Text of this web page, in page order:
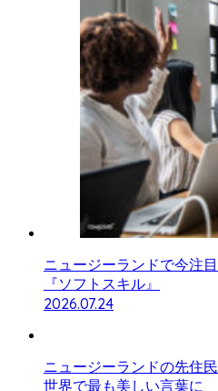
ニュージーランドで今注
『ソフトスキル』
2026.07.24
ニュージーランドの先住
世界で最も美しい言葉に